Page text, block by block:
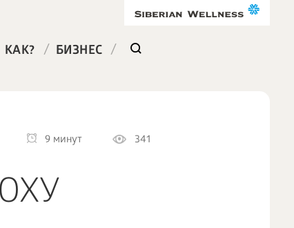
КАК? / БИЗНЕС /
9 минут 341